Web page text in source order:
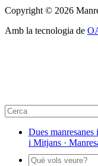
Copyright © 2026
Amb la tecnologia de
Dues
i Mitjans ·